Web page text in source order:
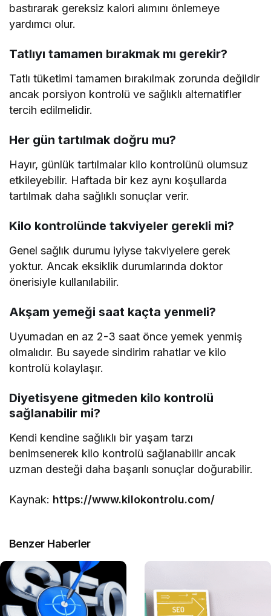
bastırarak gereksiz kalori alımını önlemeye
yardımcı olur.
Tatlıyı tamamen bırakmak mı gerekir?
Tatlı tüketimi tamamen bırakılmak zorunda değildir
ancak porsiyon kontrolü ve sağlıklı alternatifler
tercih edilmelidir.
Her gün tartılmak doğru mu?
Hayır, günlük tartılmalar kilo kontrolünü olumsuz
etkileyebilir. Haftada bir kez aynı koşullarda
tartılmak daha sağlıklı sonuçlar verir.
Kilo kontrolünde takviyeler gerekli mi?
Genel sağlık durumu iyiyse takviyelere gerek
yoktur. Ancak eksiklik durumlarında doktor
önerisiyle kullanılabilir.
Akşam yemeği saat kaçta yenmeli?
Uyumadan en az 2-3 saat önce yemek yenmiş
olmalıdır. Bu sayede sindirim rahatlar ve kilo
kontrolü kolaylaşır.
Diyetisyene gitmeden kilo kontrolü
sağlanabilir mi?
Kendi kendine sağlıklı bir yaşam tarzı
benimsenerek kilo kontrolü sağlanabilir ancak
uzman desteği daha başarılı sonuçlar doğurabilir.
Kaynak: https://www.kilokontrolu.com/
Benzer Haberler